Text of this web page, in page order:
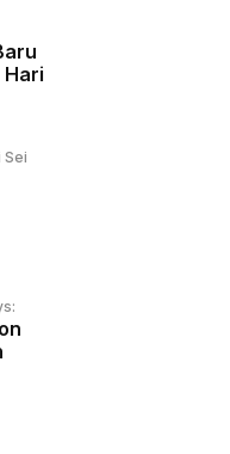
Hari
Sei